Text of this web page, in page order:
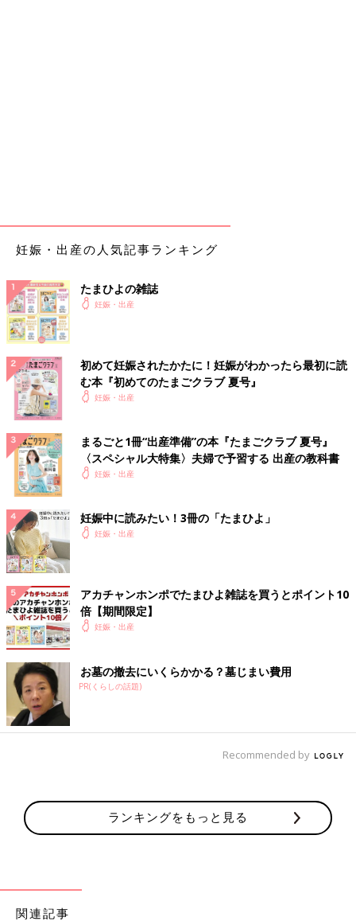
気になりごとへの解説に加え、妊娠初期・妊娠中期・妊娠後期の
時期別にチェックができます。
チェックツールで他の食べ物・飲み物を調べる
「まいにちのたまひよ」アプリをダウンロード
飲み物のOK・NGが気になったときにいつでも確認できます！
妊娠・出産の人気記事ランキング
たまひよの雑誌
妊娠・出産
初めて妊娠されたかたに！妊娠がわかったら最初に読
む本『初めてのたまごクラブ 夏号』
妊娠・出産
まるごと1冊“出産準備”の本『たまごクラブ 夏号』
〈スペシャル大特集〉夫婦で予習する 出産の教科書
妊娠・出産
妊娠中に読みたい！3冊の「たまひよ」
妊娠・出産
アカチャンホンポでたまひよ雑誌を買うとポイント10
倍【期間限定】
妊娠・出産
お墓の撤去にいくらかかる？墓じまい費用
PR(くらしの話題)
Recommended by
ランキングをもっと見る
関連記事